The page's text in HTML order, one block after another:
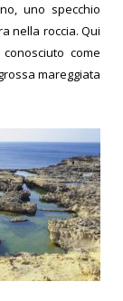
uno specchio
nella roccia. Qui
come
mareggiata